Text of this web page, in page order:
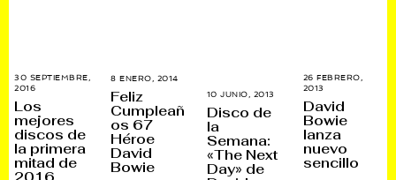
30 SEPTIEMBRE,
2016
M
A
Y
O
,
2
0
Los
mejores
discos de
la primera
mitad de
8 ENERO, 2014
O
Feliz
Cumpleañ
os 67
Héroe
David
Bowie
10 JUNIO, 2013
T
Disco de
la
Semana:
«The Next
Day» de
26 FEBRERO,
2013
A
R
Z
O
,
2
David
Bowie
lanza
nuevo
sencillo